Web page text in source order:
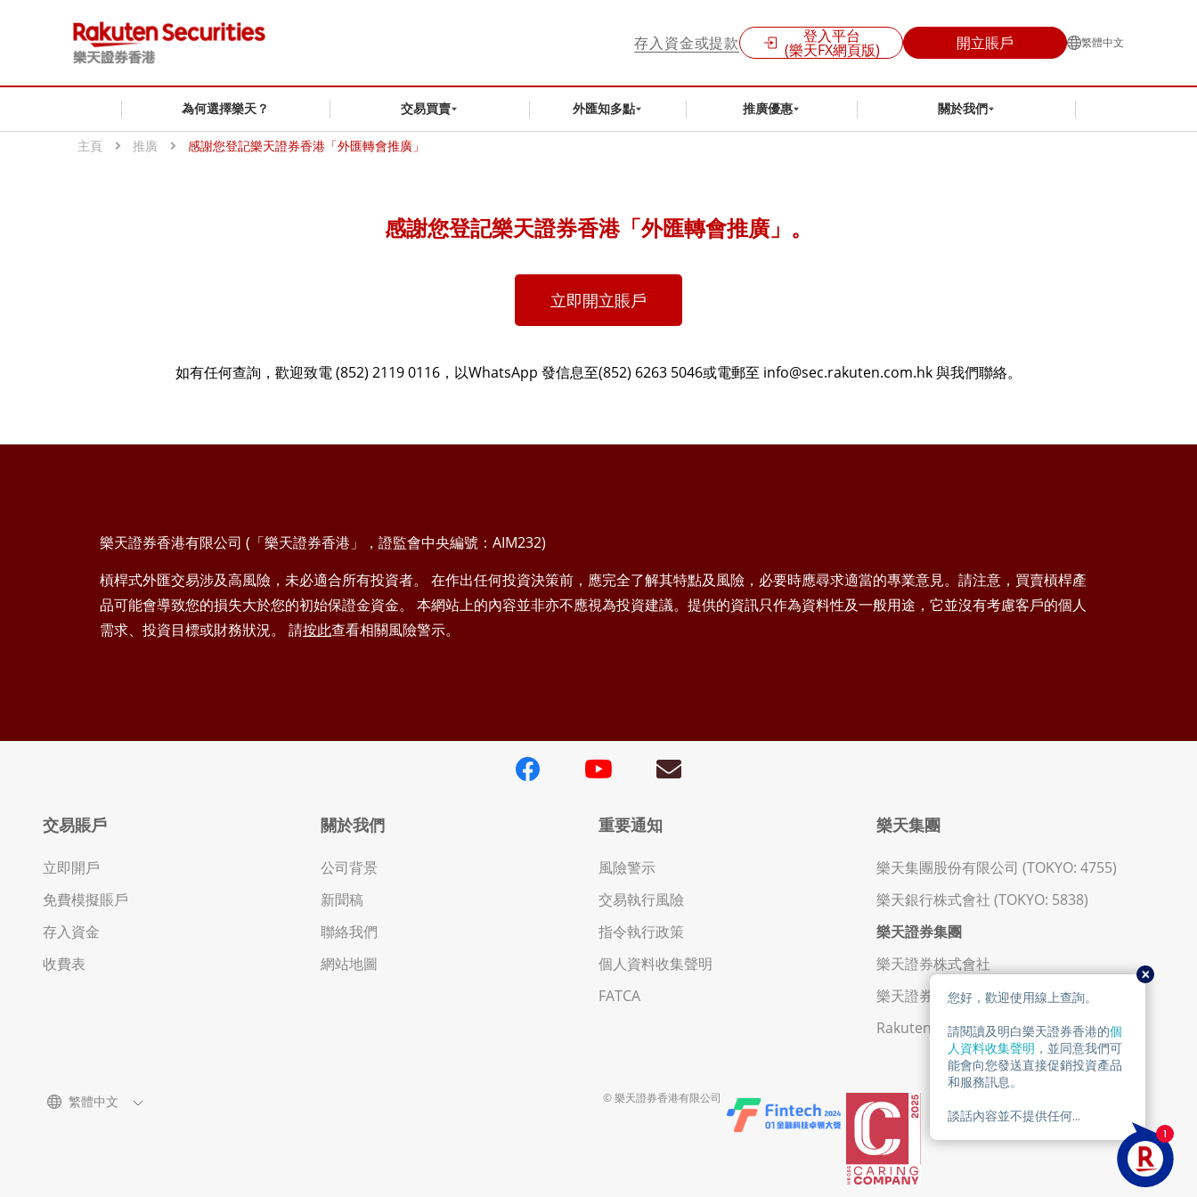
存入資金或提款 登入平台
(樂天FX網頁版) 開立賬戶 繁體中文
為何選擇樂天？ 交易買賣 外匯知多點 推廣優惠 關於我們
主頁 推廣 感謝您登記樂天證券香港「外匯轉會推廣」
感謝您登記樂天證券香港「外匯轉會推廣」。
立即開立賬戶
如有任何查詢，歡迎致電 (852) 2119 0116，以WhatsApp 發信息至(852) 6263 5046或電郵至 info@sec.rakuten.com.hk 與我們聯絡。
樂天證券香港有限公司 (「樂天證券香港」，證監會中央編號：AIM232)
槓桿式外匯交易涉及高風險，未必適合所有投資者。 在作出任何投資決策前，應完全了解其特點及風險，必要時應尋求適當的專業意見。請注意，買賣槓桿產
品可能會導致您的損失大於您的初始保證金資金。 本網站上的內容並非亦不應視為投資建議。提供的資訊只作為資料性及一般用途，它並沒有考慮客戶的個人
需求、投資目標或財務狀況。 請按此查看相關風險警示。
交易賬戶
立即開戶
免費模擬賬戶
存入資金
收費表
關於我們
公司背景
新聞稿
聯絡我們
網站地圖
重要通知
風險警示
交易執行風險
指令執行政策
個人資料收集聲明
FATCA
樂天集團
樂天集團股份有限公司 (TOKYO: 4755)
樂天銀行株式會社 (TOKYO: 5838)
樂天證券集團
樂天證券株式會社
樂天證券金業香港有限公司
Rakuten Trade Sdn. Bhd
繁體中文 © 樂天證券香港有限公司